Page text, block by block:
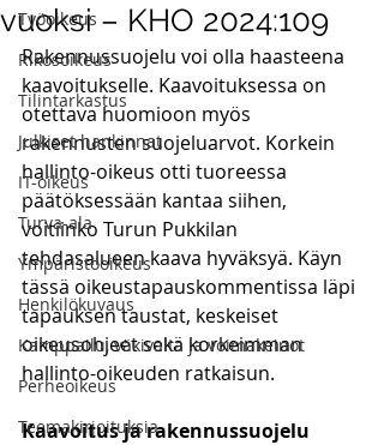
Työoikeus
Rikosoikeus
Tilintarkastus
Julkiset hankinnat
IT-oikeus
Turva-ala
Ympäristöoikeus
Henkilökuvaus
Kamppailu, väkivalta ja voimakeinot
Perheoikeus
Teemakirjoituksia
vuoksi – KHO 2024:109
Rakennussuojelu voi olla haasteena
kaavoitukselle. Kaavoituksessa on
otettava huomioon myös
rakennusten suojeluarvot. Korkein
hallinto-oikeus otti tuoreessa
päätöksessään kantaa siihen,
voitiinko Turun Pukkilan
tehdasalueen kaava hyväksyä. Käyn
tässä oikeustapauskommentissa läpi
tapauksen taustat, keskeiset
oikeusohjeet sekä korkeimman
hallinto-oikeuden ratkaisun.
Kaavoitus ja rakennussuojelu